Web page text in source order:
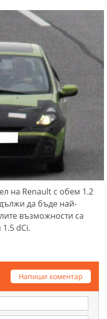
на Renault с обем 1.2
да бъде най-
възможности са
dCi.
Напиши коментар